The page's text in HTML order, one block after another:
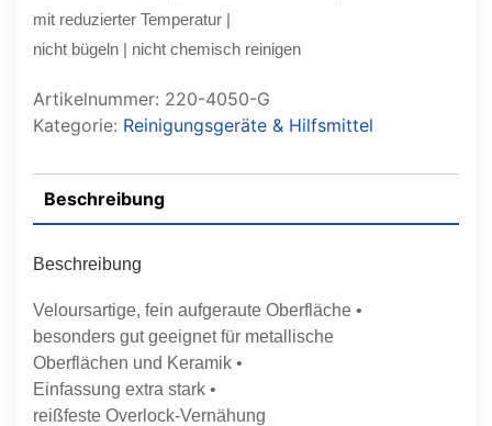
mit reduzierter Temperatur |
nicht bügeln | nicht chemisch reinigen
Artikelnummer: 220-4050-G
Kategorie: Reinigungsgeräte & Hilfsmittel
Beschreibung
Beschreibung
Veloursartige, fein aufgeraute Oberfläche •
besonders gut geeignet für metallische
Oberflächen und Keramik •
Einfassung extra stark •
reißfeste Overlock-Vernähung